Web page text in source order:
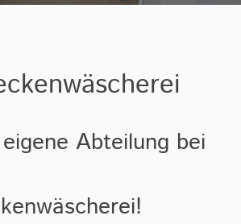
Abteilung bei